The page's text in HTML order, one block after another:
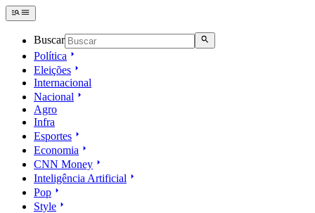
Buscar
Política
Eleições
Internacional
Nacional
Agro
Infra
Esportes
Economia
CNN Money
Inteligência Artificial
Pop
Style